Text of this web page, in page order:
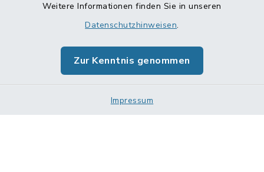
Weitere Informationen finden Sie in unseren
Datenschutzhinweisen.
Zur Kenntnis genommen
Impressum
Barrierefreiheit
Impressum
Sitemap